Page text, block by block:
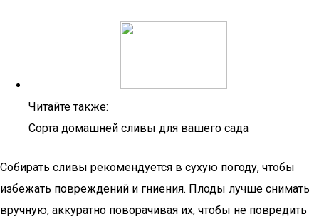
Читайте также:
Сорта домашней сливы для вашего сада
Собирать сливы рекомендуется в сухую погоду, чтобы
избежать повреждений и гниения. Плоды лучше снимать
вручную, аккуратно поворачивая их, чтобы не повредить